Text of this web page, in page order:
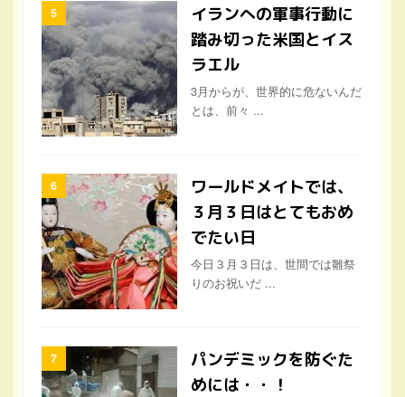
イランへの軍事行動に
踏み切った米国とイス
ラエル
3月からが、世界的に危ないんだ
とは、前々 ...
ワールドメイトでは、
３月３日はとてもおめ
でたい日
今日３月３日は、世間では雛祭
りのお祝いだ ...
パンデミックを防ぐた
めには・・！